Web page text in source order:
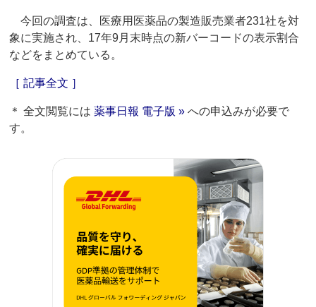
今回の調査は、医療用医薬品の製造販売業者231社を対
象に実施され、17年9月末時点の新バーコードの表示割合
などをまとめている。
［ 記事全文 ］
＊ 全文閲覧には薬事日報 電子版 » への申込みが必要で
す。